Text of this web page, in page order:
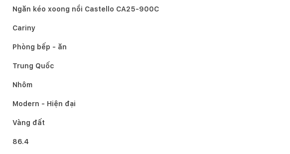
Ngăn kéo xoong nồi Castello CA25-900C
Cariny
Phòng bếp - ăn
Trung Quốc
Nhôm
Modern - Hiện đại
Vàng đất
86.4